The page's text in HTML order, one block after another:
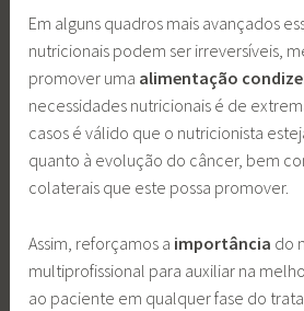
Em alguns quadros mais avançados
nutricionais podem ser irreversíveis,
promover uma alimentação
necessidades nutricionais é de
casos é válido que o nutricionista
quanto à evolução do câncer, bem
colaterais que este possa promover.
Assim, reforçamos a importância do
multiprofissional para auxiliar na
ao paciente em qualquer fase do